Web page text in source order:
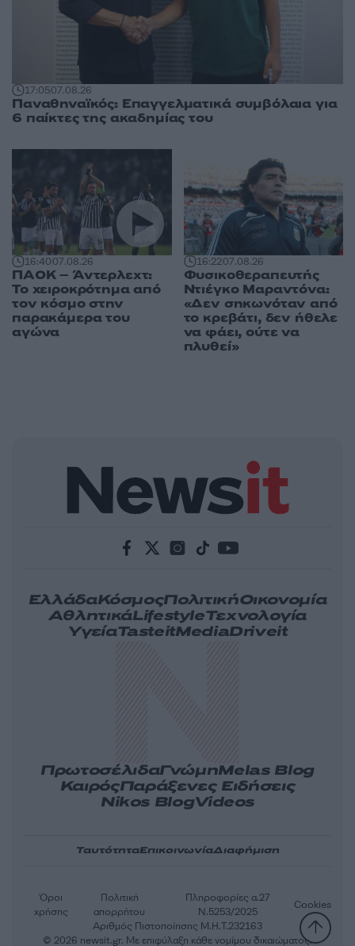
17:0507.08.26
Παναθηναϊκός: Επαγγελματικά συμβόλαια για
6 παίκτες της ακαδημίας του
16:4007.08.26
ΠΑΟΚ – Άντερλεχτ:
Το χειροκρότημα από
τον κόσμο στην
παρακάμερα του
αγώνα
16:2207.08.26
Φυσικοθεραπευτής
Ντιέγκο Μαραντόνα:
«Δεν σηκωνόταν από
το κρεβάτι, δεν ήθελε
να φάει, ούτε να
πλυθεί»
ΕλλάδαΚόσμοςΠολιτικήΟικονομία
ΑθλητικάLifestyleΤεχνολογία
ΥγείαTasteitMediaDriveit
ΠρωτοσέλιδαΓνώμηMelas Blog
ΚαιρόςΠαράξενες Ειδήσεις
Nikos BlogVideos
ΤαυτότηταΕπικοινωνίαΔιαφήμιση
Αριθμός Πιστοποίησης Μ.Η.Τ.232163
Όροι
χρήσης
Πολιτική
απορρήτου
Πληροφορίες α.27
Ν.5253/2025
Cookies
© 2026 newsit.gr. Με επιφύλαξη κάθε νομίμου δικαιώματος.